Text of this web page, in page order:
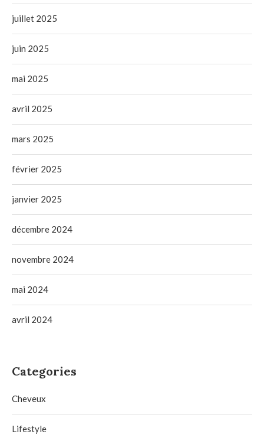
juillet 2025
juin 2025
mai 2025
avril 2025
mars 2025
février 2025
janvier 2025
décembre 2024
novembre 2024
mai 2024
avril 2024
Categories
Cheveux
Lifestyle